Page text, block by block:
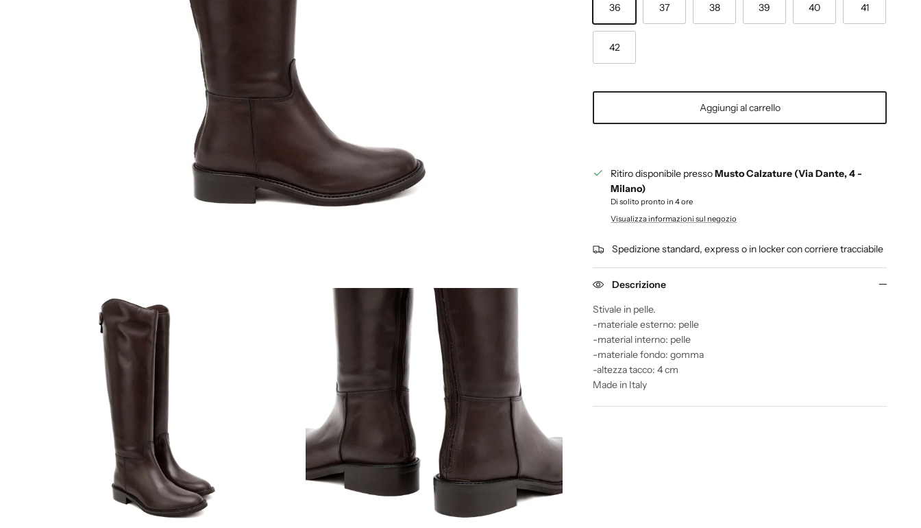
36 37 38 39 40 41
42
Aggiungi al carrello
Ritiro disponibile pressoMusto Calzature (Via Dante, 4 -
Milano)
Di solito pronto in 4 ore
Visualizza informazioni sul negozio
Spedizione standard, express o in locker con corriere tracciabile
Descrizione
Stivale in pelle.
-materiale esterno: pelle
-material interno: pelle
-materiale fondo: gomma
-altezza tacco: 4 cm
Made in Italy